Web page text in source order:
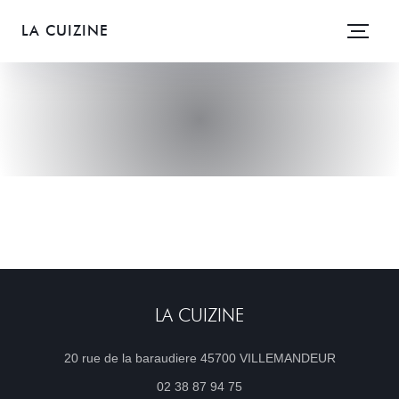
LA CUIZINE
LA CUIZINE
20 rue de la baraudiere 45700 VILLEMANDEUR((öffnet
02 38 87 94 75